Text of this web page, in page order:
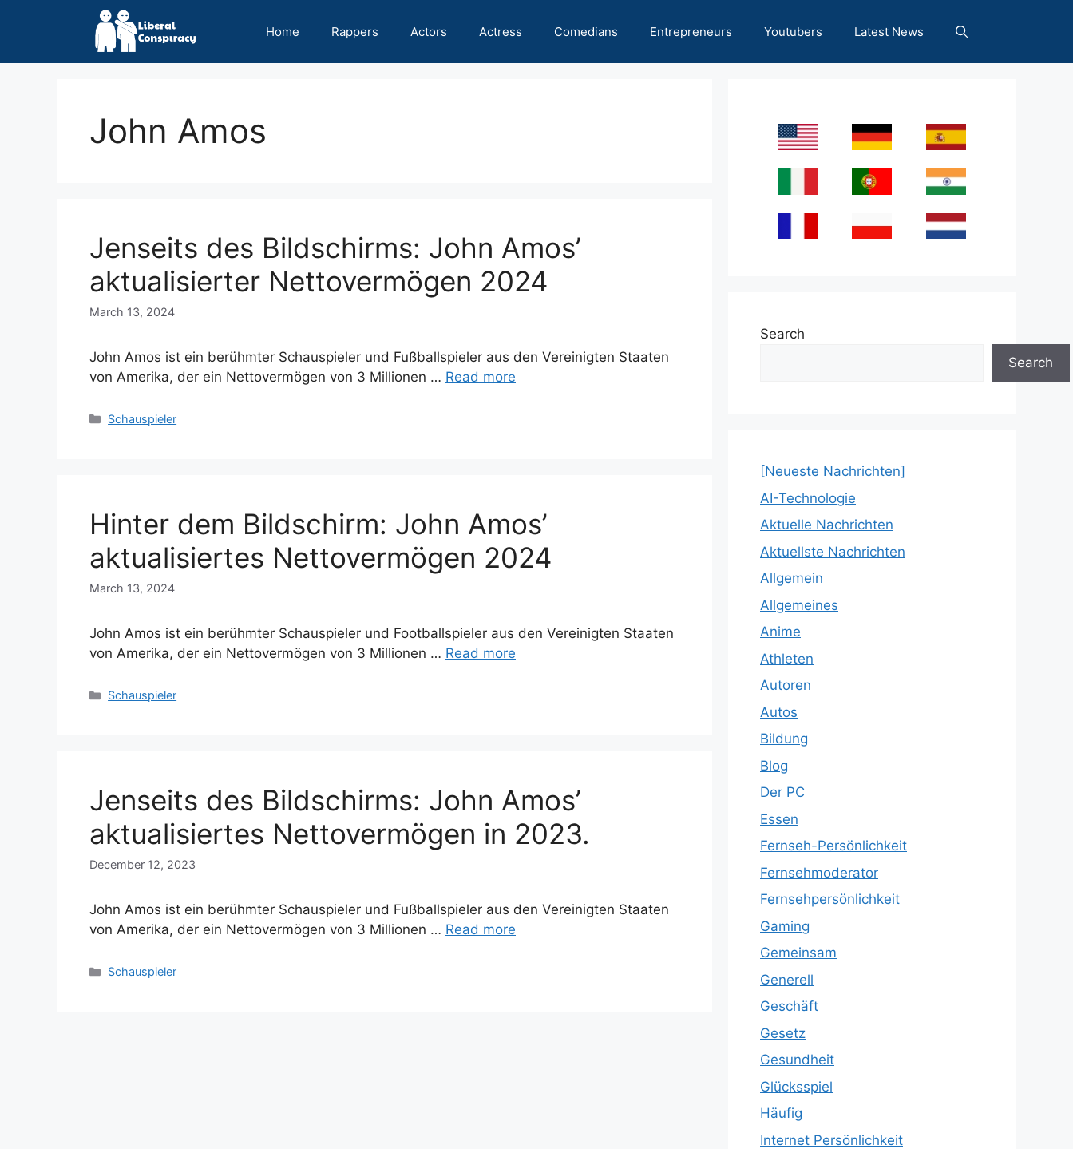
Home Rappers Actors Actress Comedians Entrepreneurs Youtubers Latest News
John Amos
Jenseits des Bildschirms: John Amos’
aktualisierter Nettovermögen 2024
March 13, 2024
John Amos ist ein berühmter Schauspieler und Fußballspieler aus den Vereinigten Staaten
von Amerika, der ein Nettovermögen von 3 Millionen … Read more
Categories
Schauspieler
Hinter dem Bildschirm: John Amos’
aktualisiertes Nettovermögen 2024
March 13, 2024
John Amos ist ein berühmter Schauspieler und Footballspieler aus den Vereinigten Staaten
von Amerika, der ein Nettovermögen von 3 Millionen … Read more
Categories
Schauspieler
Jenseits des Bildschirms: John Amos’
aktualisiertes Nettovermögen in 2023.
December 12, 2023
John Amos ist ein berühmter Schauspieler und Fußballspieler aus den Vereinigten Staaten
von Amerika, der ein Nettovermögen von 3 Millionen … Read more
Categories
Schauspieler
Search
Search
[Neueste Nachrichten]
AI-Technologie
Aktuelle Nachrichten
Aktuellste Nachrichten
Allgemein
Allgemeines
Anime
Athleten
Autoren
Autos
Bildung
Blog
Der PC
Essen
Fernseh-Persönlichkeit
Fernsehmoderator
Fernsehpersönlichkeit
Gaming
Gemeinsam
Generell
Geschäft
Gesetz
Gesundheit
Glücksspiel
Häufig
Internet Persönlichkeit